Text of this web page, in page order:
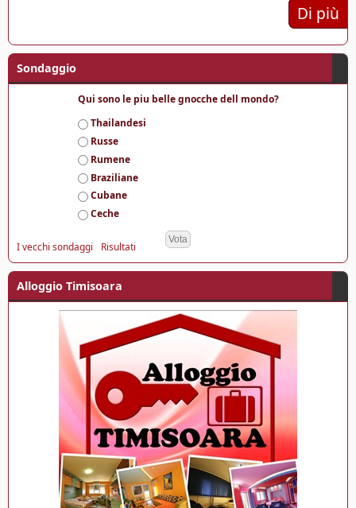
Di più
Sondaggio
Qui sono le piu belle gnocche dell mondo?
S
c
e
l
t
e
Thailandesi
Russe
Rumene
Braziliane
Cubane
Ceche
I vecchi sondaggi Risultati
Alloggio Timisoara